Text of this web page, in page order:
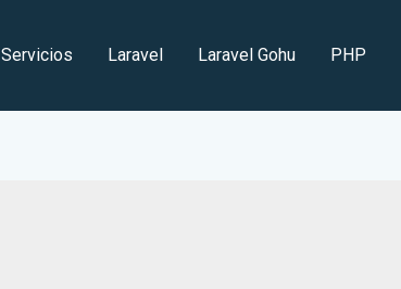
Servicios Laravel Laravel Gohu PHP